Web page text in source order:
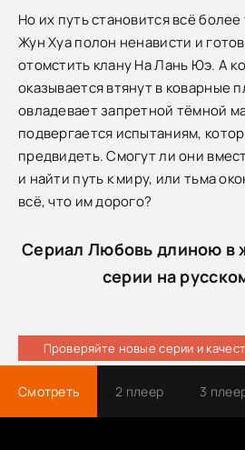
Но их путь становится всё
Жун Хуа полон ненависти и
отомстить клану На Лань Юэ. А
оказывается втянут в коварные
овладевает запретной тёмной
подвергается испытаниям,
предвидеть. Смогут ли они
и найти путь к миру, или тьма
всё, что им дорого?
Сериал Любовь длиною в
серии на
Проверяйте новые серии и
Смотреть 2 плеер 3